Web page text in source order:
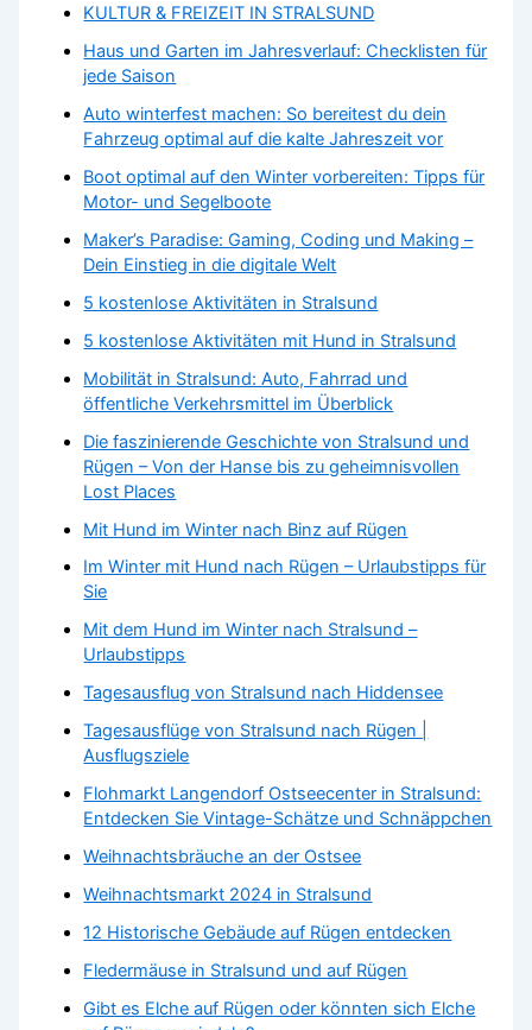
KULTUR & FREIZEIT IN STRALSUND
Haus und Garten im Jahresverlauf: Checklisten für
jede Saison
Auto winterfest machen: So bereitest du dein
Fahrzeug optimal auf die kalte Jahreszeit vor
Boot optimal auf den Winter vorbereiten: Tipps für
Motor- und Segelboote
Maker’s Paradise: Gaming, Coding und Making –
Dein Einstieg in die digitale Welt
5 kostenlose Aktivitäten in Stralsund
5 kostenlose Aktivitäten mit Hund in Stralsund
Mobilität in Stralsund: Auto, Fahrrad und
öffentliche Verkehrsmittel im Überblick
Die faszinierende Geschichte von Stralsund und
Rügen – Von der Hanse bis zu geheimnisvollen
Lost Places
Mit Hund im Winter nach Binz auf Rügen
Im Winter mit Hund nach Rügen – Urlaubstipps für
Sie
Mit dem Hund im Winter nach Stralsund –
Urlaubstipps
Tagesausflug von Stralsund nach Hiddensee
Tagesausflüge von Stralsund nach Rügen |
Ausflugsziele
Flohmarkt Langendorf Ostseecenter in Stralsund:
Entdecken Sie Vintage-Schätze und Schnäppchen
Weihnachtsbräuche an der Ostsee
Weihnachtsmarkt 2024 in Stralsund
12 Historische Gebäude auf Rügen entdecken
Fledermäuse in Stralsund und auf Rügen
Gibt es Elche auf Rügen oder könnten sich Elche